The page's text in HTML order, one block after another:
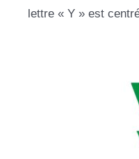
lettre « Y » est